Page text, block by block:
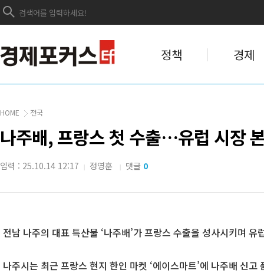
정책 경제
HOME 전국
나주배, 프랑스 첫 수출…유럽 시장
입력 : 25.10.14 12:17 | 정영훈 | 댓글 0
전남 나주의 대표 특산물 ‘나주배’가 프랑스 수출을 성사시키며
나주시는 최근 프랑스 현지 한인 마켓 ‘에이스마트’에 나주배 신